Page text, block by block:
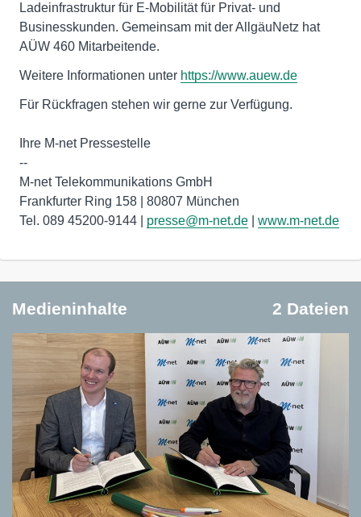
Ladeinfrastruktur für E-Mobilität für Privat- und
Businesskunden. Gemeinsam mit der AllgäuNetz hat
AÜW 460 Mitarbeitende.
Weitere Informationen unter https://www.auew.de
Für Rückfragen stehen wir gerne zur Verfügung.
Ihre M-net Pressestelle
--
M-net Telekommunikations GmbH
Frankfurter Ring 158 | 80807 München
Tel. 089 45200-9144 | presse@m-net.de www.m-net.de
Medieninhalte 2 Dateien